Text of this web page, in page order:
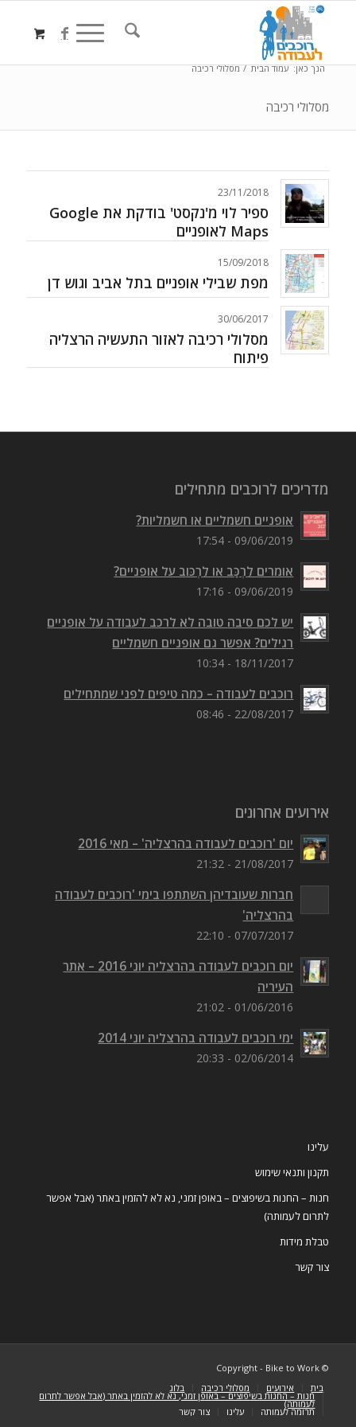
מסלולי רכיבה
הנך כאן: עמוד הבית / מסלולי רכיבה
23/11/2018
ספיר לוי מ'נקסט' בודקת את Google
Maps לאופניים
15/09/2018
מפת שבילי אופניים בתל אביב וגוש דן
30/06/2017
מסלולי רכיבה לאזור התעשיה הרצליה
פיתוח
מדריכים לרוכבים מתחילים
אופניים חשמליים או חשמליות?
09/06/2019 - 17:54
אומרים לִרְכַּב או לִרְכּוב על אופניים?
09/06/2019 - 17:16
יש לכם סיבה טובה לא לרכב לעבודה על אופניים
רגילים? אפשר גם אופניים חשמליים
18/11/2017 - 10:34
רוכבים לעבודה – כמה טיפים לפני שמתחילים
22/08/2017 - 08:46
אירועים אחרונים
יום 'רוכבים לעבודה בהרצליה' – מאי 2016
21/08/2017 - 21:32
חברות שעובדיהן השתתפו בימי 'רוכבים לעבודה
בהרצליה'
07/07/2017 - 22:10
יום רוכבים לעבודה בהרצליה יוני 2016 – אתר
העיריה
01/06/2016 - 21:02
ימי רוכבים לעבודה בהרצליה יוני 2014
02/06/2014 - 20:33
עלינו
תקנון ותנאי שימוש
חנות – החנות בשיפוצים – באופן זמני, נא לא להזמין באתר (אבל אפשר
לתרום לעמותה)
טבלת מידות
צור קשר
© Copyright - Bike to Work
בית
אירועים מסלולי רכיבה בלוג
חנות – החנות בשיפוצים – באופן זמני, נא לא להזמין באתר (אבל אפשר לתרום
לעמותה)
תרומה לעמותה עלינו צור קשר